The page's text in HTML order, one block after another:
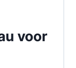
voor